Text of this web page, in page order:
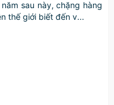
sau này, chặng hàng
thế giới biết đến v...